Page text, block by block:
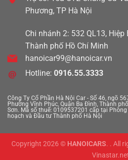
Phương, TP Hà Nội
Chi nhánh 2: 532 QL13,
Thành phố Hồ Chí Minh
hanoicar99@hanoicar.vn
Hotline: 0916.55.3333
Công Ty Cổ Phần Hà Nội Car - Số 46, ngõ
Phường Vĩnh Phúc, Quận Ba Đình, Thành
Sơn. Mã số thuế: 0109537201 cấp tại
hoạch và Đầu tư Thành phố Hà Nội
Copyright 2026 © HANOICARS. . All